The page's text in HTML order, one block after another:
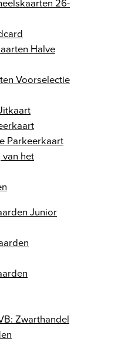
26-
Halve
Voorselectie
Parkeerkaart
van het
Junior
Zwarthandel